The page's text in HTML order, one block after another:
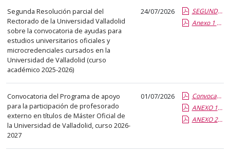
el
enlace
que
abre
un
PDF
con
el
detalle
del
anuncio
completo.
Segunda Resolución parcial del
Rectorado de la Universidad Valladolid
sobre la convocatoria de ayudas para
estudios universitarios oficiales y
microcredenciales cursados en la
Universidad de Valladolid (curso
académico 2025-2026)
24/07/2026
SEGUNDA RESOLUCIÓN PARCIAL AYUDAS ESTUDIOS 2025-2026.pdf.pdf
Anexo 1 Ayudas estudios UVa 2025-2026 concedidas.pdf.pdf
Convocatoria del Programa de apoyo
para la participación de profesorado
externo en títulos de Máster Oficial de
la Universidad de Valladolid, curso 2026-
2027
01/07/2026
Convocatoria 26-27 Programa apoyo máster.pdf.pdf
ANEXO 1 convocatoria 2026-2027.pdf.pdf
ANEXO 2 Memoria económica 2026-2027.pdf.pdf